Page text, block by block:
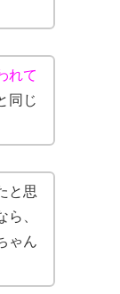
れて
同じ
と思
、
ゃん